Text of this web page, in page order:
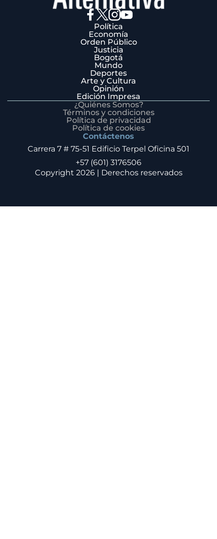
Política
Economía
Orden Público
Justicia
Bogotá
Mundo
Deportes
Arte y Cultura
Opinión
Edición Impresa
¿Quiénes Somos?
Términos y condiciones
Política de privacidad
Política de cookies
Contáctenos
Carrera 7 # 75-51 Edificio Terpel Oficina 501
+57 (601) 3176506
Copyright 2026 | Derechos reservados